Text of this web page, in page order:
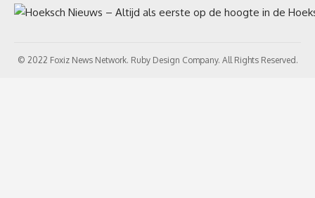
© 2022 Foxiz News Network. Ruby Design Company. All Rights Reserved.